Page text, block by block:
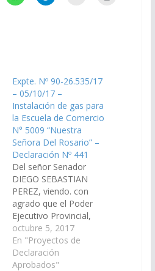
Expte. Nº 90-26.535/17
– 05/10/17 –
Instalación de gas para
la Escuela de Comercio
N° 5009 “Nuestra
Señora Del Rosario” –
Declaración Nº 441
Del señor Senador
DIEGO SEBASTIAN
PEREZ, viendo. con
agrado que el Poder
Ejecutivo Provincial,
incorpore en el
Presupuesto General
de la Provincia,
Ejercicio 2018, las
octubre 5, 2017
En "Proyectos de
Declaración
Aprobados"